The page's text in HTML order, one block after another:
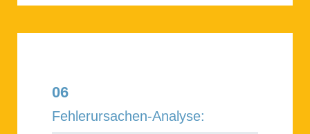
06
Fehlerursachen-Analyse: